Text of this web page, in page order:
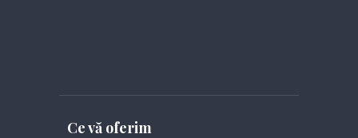
Ce vă oferim